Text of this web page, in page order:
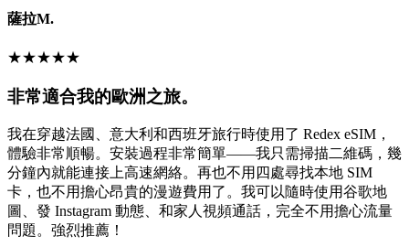
薩拉M.
★★★★★
非常適合我的歐洲之旅。
我在穿越法國、意大利和西班牙旅行時使用了 Redex eSIM，
體驗非常順暢。安裝過程非常簡單——我只需掃描二維碼，幾
分鐘內就能連接上高速網絡。再也不用四處尋找本地 SIM
卡，也不用擔心昂貴的漫遊費用了。我可以隨時使用谷歌地
圖、發 Instagram 動態、和家人視頻通話，完全不用擔心流量
問題。強烈推薦！